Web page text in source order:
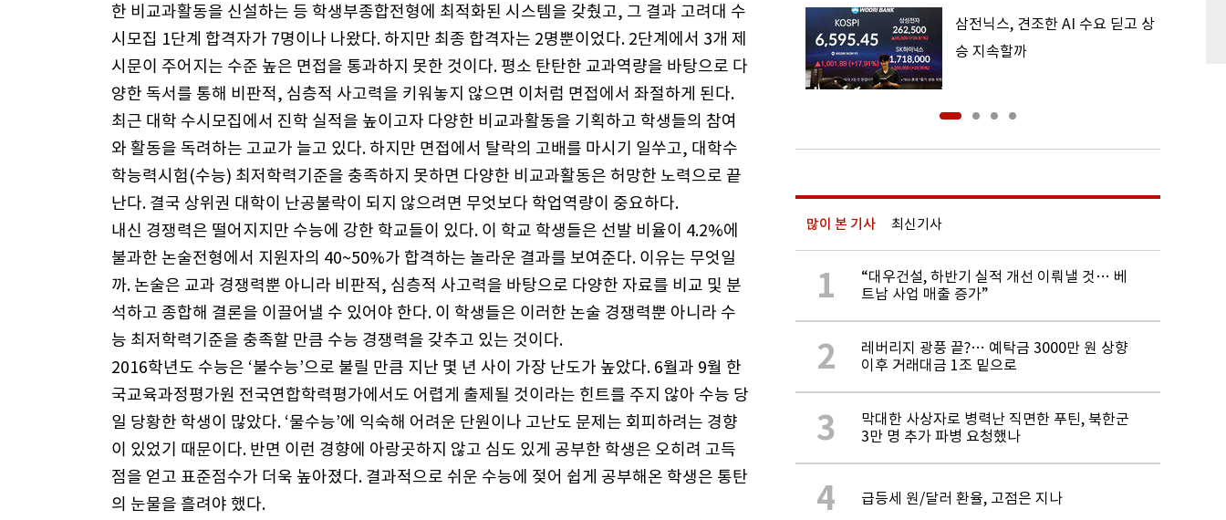
한 비교과활동을 신설하는 등 학생부종합전형에 최적화된 시스템을 갖췄고, 그 결과 고려대 수
시모집 1단계 합격자가 7명이나 나왔다. 하지만 최종 합격자는 2명뿐이었다. 2단계에서 3개 제
시문이 주어지는 수준 높은 면접을 통과하지 못한 것이다. 평소 탄탄한 교과역량을 바탕으로 다
양한 독서를 통해 비판적, 심층적 사고력을 키워놓지 않으면 이처럼 면접에서 좌절하게 된다.
최근 대학 수시모집에서 진학 실적을 높이고자 다양한 비교과활동을 기획하고 학생들의 참여
와 활동을 독려하는 고교가 늘고 있다. 하지만 면접에서 탈락의 고배를 마시기 일쑤고, 대학수
학능력시험(수능) 최저학력기준을 충족하지 못하면 다양한 비교과활동은 허망한 노력으로 끝
난다. 결국 상위권 대학이 난공불락이 되지 않으려면 무엇보다 학업역량이 중요하다.
내신 경쟁력은 떨어지지만 수능에 강한 학교들이 있다. 이 학교 학생들은 선발 비율이 4.2%에
불과한 논술전형에서 지원자의 40~50%가 합격하는 놀라운 결과를 보여준다. 이유는 무엇일
까. 논술은 교과 경쟁력뿐 아니라 비판적, 심층적 사고력을 바탕으로 다양한 자료를 비교 및 분
석하고 종합해 결론을 이끌어낼 수 있어야 한다. 이 학생들은 이러한 논술 경쟁력뿐 아니라 수
능 최저학력기준을 충족할 만큼 수능 경쟁력을 갖추고 있는 것이다.
2016학년도 수능은 ‘불수능’으로 불릴 만큼 지난 몇 년 사이 가장 난도가 높았다. 6월과 9월 한
국교육과정평가원 전국연합학력평가에서도 어렵게 출제될 것이라는 힌트를 주지 않아 수능 당
일 당황한 학생이 많았다. ‘물수능’에 익숙해 어려운 단원이나 고난도 문제는 회피하려는 경향
이 있었기 때문이다. 반면 이런 경향에 아랑곳하지 않고 심도 있게 공부한 학생은 오히려 고득
점을 얻고 표준점수가 더욱 높아졌다. 결과적으로 쉬운 수능에 젖어 쉽게 공부해온 학생은 통탄
의 눈물을 흘려야 했다.
삼전닉스, 견조한 AI 수요 딛고 상
승 지속할까
많이 본 기사 최신기사
1
“대우건설, 하반기 실적 개선 이뤄낼 것… 베
트남 사업 매출 증가”
2
레버리지 광풍 끝?… 예탁금 3000만 원 상향
이후 거래대금 1조 밑으로
3
막대한 사상자로 병력난 직면한 푸틴, 북한군
3만 명 추가 파병 요청했나
4 급등세 원/달러 환율, 고점은 지나